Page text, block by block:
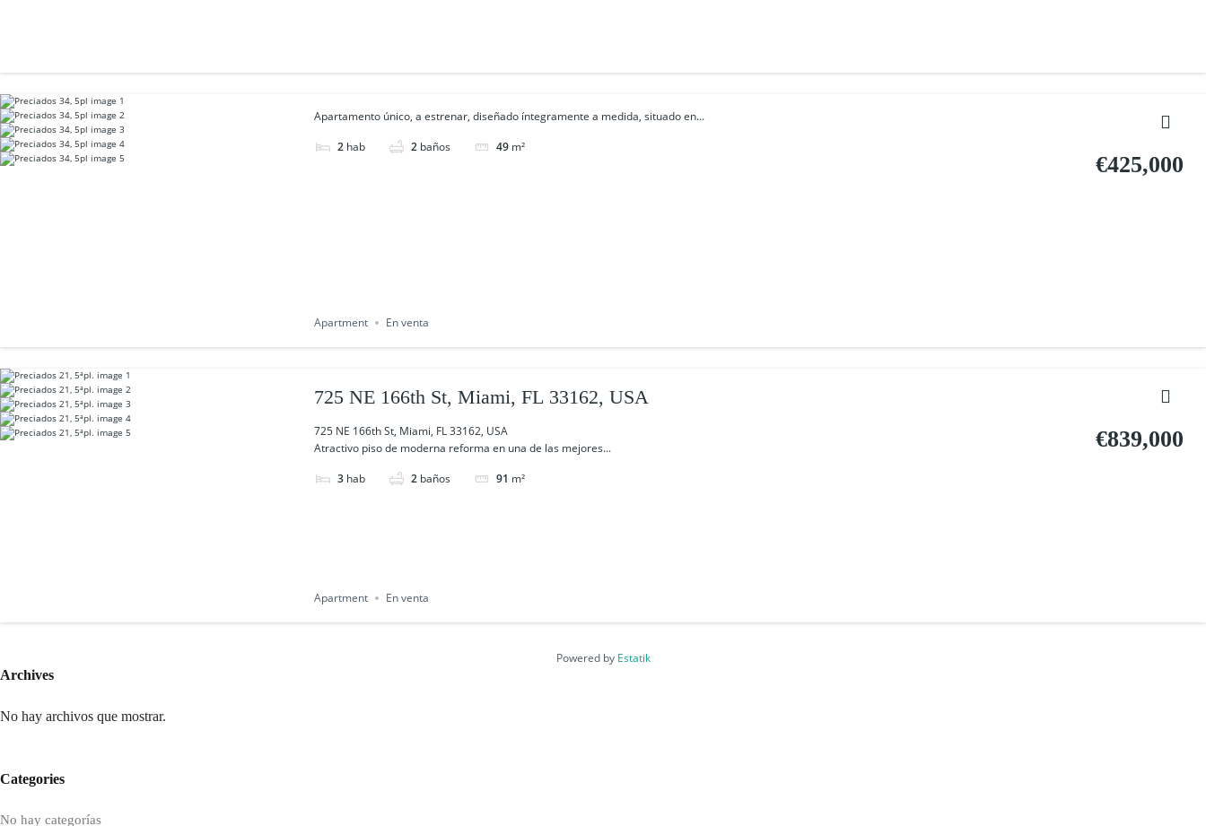
Apartamento único, a estrenar, diseñado íntegramente a medida, situado en...
2 hab 2 baños 49 m²
€425,000
Apartment En venta
725 NE 166th St, Miami, FL 33162, USA
725 NE 166th St, Miami, FL 33162, USA
Atractivo piso de moderna reforma en una de las mejores...
3 hab 2 baños 91 m²
€839,000
Apartment En venta
Powered by Estatik
Archives
No hay archivos que mostrar.
Categories
No hay categorías